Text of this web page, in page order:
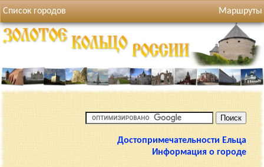
Список городов Маршруты
Достопримечательности Ельца
Информация о городе